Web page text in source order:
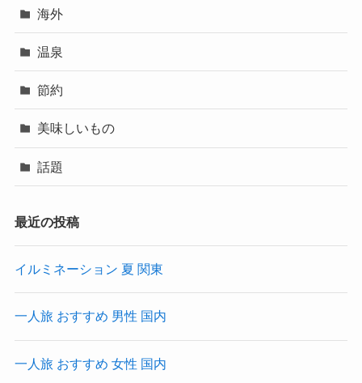
海外
温泉
節約
美味しいもの
話題
最近の投稿
イルミネーション 夏 関東
一人旅 おすすめ 男性 国内
一人旅 おすすめ 女性 国内